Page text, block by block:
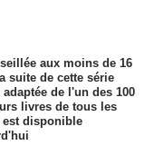
aux moins de 16
suite de cette série
adaptée de l'un des 100
livres de tous les
est disponible